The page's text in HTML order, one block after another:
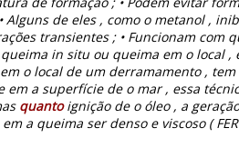
Alguns de eles , como o metanol ,
transientes ; • Funcionam
in situ ou queima em o local
o local de um derramamento ,
em a superfície de o mar , essa
quantoignição de o óleo , a
a queima ser denso e viscoso (